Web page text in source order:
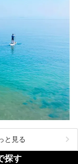
と見る
探す